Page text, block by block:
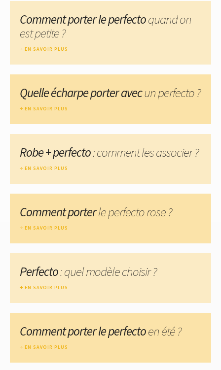
Comment porter le perfectoquand on
est petite ?
EN SAVOIR PLUS
Quelle écharpe porter avecun perfecto ?
EN SAVOIR PLUS
Robe + perfecto: comment les associer ?
EN SAVOIR PLUS
Comment porterle perfecto rose ?
EN SAVOIR PLUS
Perfecto: quel modèle choisir ?
EN SAVOIR PLUS
Comment porter le perfectoen été ?
EN SAVOIR PLUS